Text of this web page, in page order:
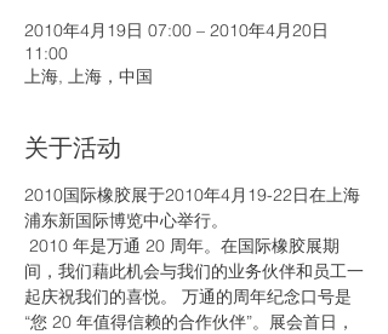
2010年4月19日 07:00 – 2010年4月20日
11:00
上海, 上海，中国
关于活动
2010国际橡胶展于2010年4月19-22日在上海
浦东新国际博览中心举行。
间，我们藉此机会与我们的业务伙伴和员工一
起庆祝我们的喜悦。 万通的周年纪念口号是
“您 20 年值得信赖的合作伙伴”。展会首日，